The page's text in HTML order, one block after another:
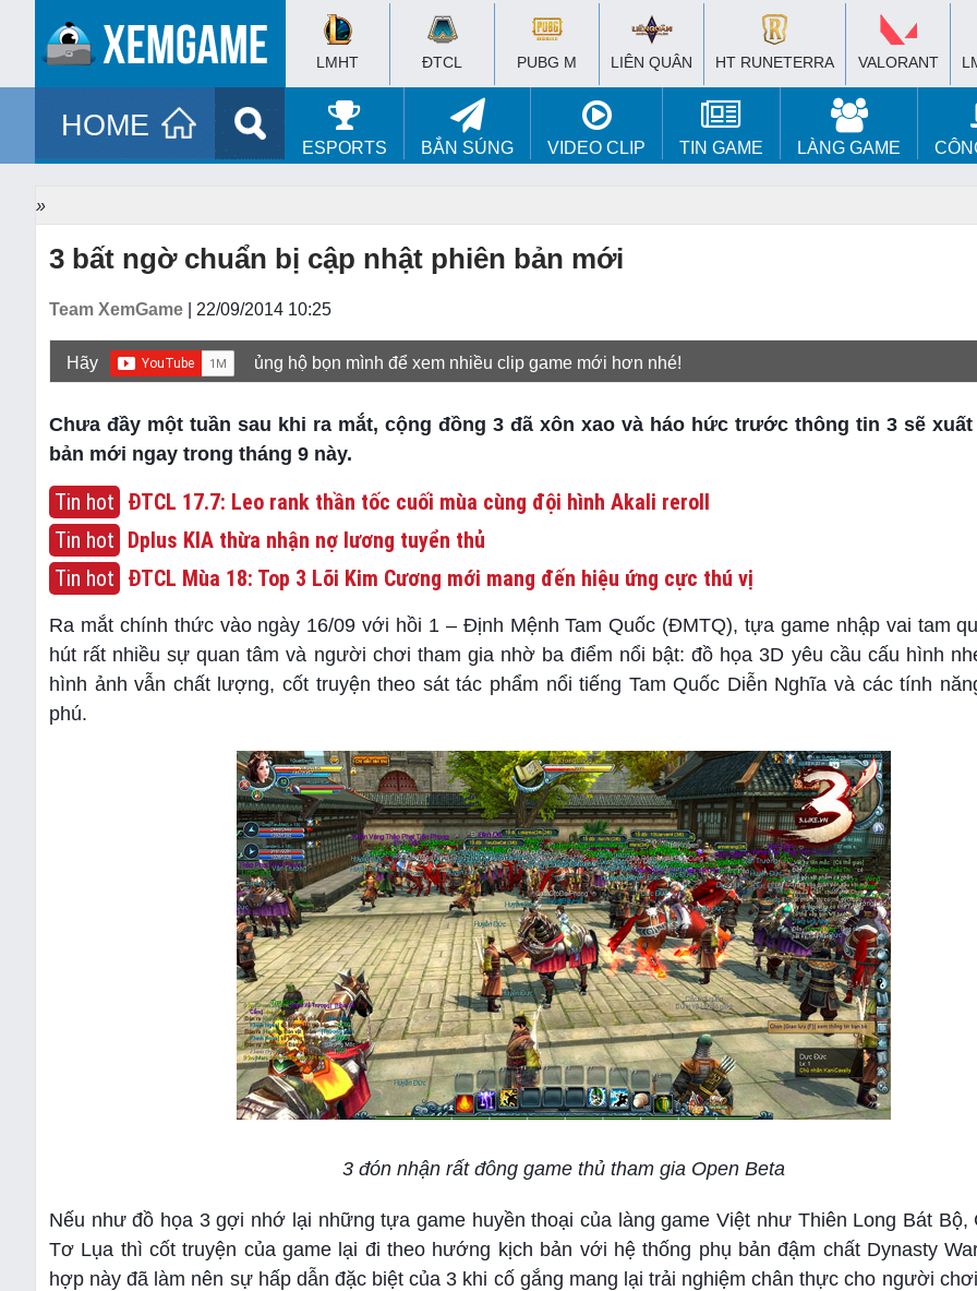
LMHT ĐTCL PUBG M LIÊN QUÂN HT RUNETERRA VALORANT
HOME
ESPORTS BẮN SÚNG VIDEO CLIP TIN GAME LÀNG GAME
»
3 bất ngờ chuẩn bị cập nhật phiên bản mới
Team XemGame | 22/09/2014 10:25
Hãy ủng hộ bọn mình để xem nhiều clip game mới hơn nhé!
Chưa đầy một tuần sau khi ra mắt, cộng đồng 3 đã xôn xao và háo hức trước thông tin 3 sẽ xuất
bản mới ngay trong tháng 9 này.
Tin hot ĐTCL 17.7: Leo rank thần tốc cuối mùa cùng đội hình Akali reroll
Tin hot Dplus KIA thừa nhận nợ lương tuyển thủ
Tin hot ĐTCL Mùa 18: Top 3 Lõi Kim Cương mới mang đến hiệu ứng cực thú vị
Ra mắt chính thức vào ngày 16/09 với hồi 1 – Định Mệnh Tam Quốc (ĐMTQ), tựa game nhập vai tam
hút rất nhiều sự quan tâm và người chơi tham gia nhờ ba điểm nổi bật: đồ họa 3D yêu cầu cấu hình
hình ảnh vẫn chất lượng, cốt truyện theo sát tác phẩm nổi tiếng Tam Quốc Diễn Nghĩa và các tính
phú.
3 đón nhận rất đông game thủ tham gia Open Beta
Nếu như đồ họa 3 gợi nhớ lại những tựa game huyền thoại của làng game Việt như Thiên Long Bát
Tơ Lụa thì cốt truyện của game lại đi theo hướng kịch bản với hệ thống phụ bản đậm chất Dynasty
hợp này đã làm nên sự hấp dẫn đặc biệt của 3 khi cố gắng mang lại trải nghiệm chân thực cho người